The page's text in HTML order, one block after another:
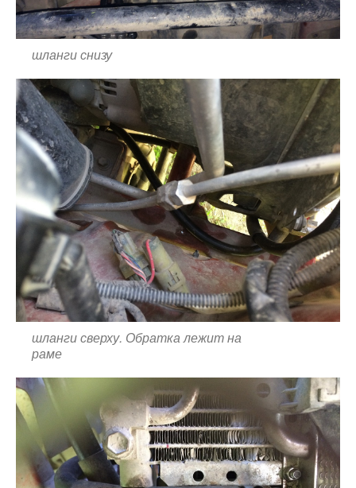
шланги снизу
шланги сверху. Обратка лежит на
раме